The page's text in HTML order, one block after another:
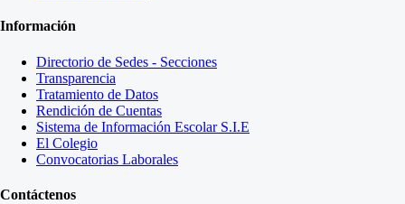
Información
Directorio de Sedes - Secciones
Transparencia
Tratamiento de Datos
Rendición de Cuentas
Sistema de Información Escolar S.I.E
El Colegio
Convocatorias Laborales
Contáctenos